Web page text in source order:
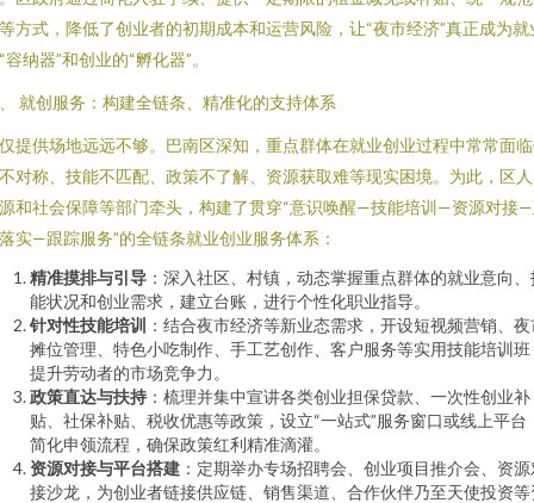
方式，降低了创业者的初期成本和运营风险，让“夜市经济”真正成为就
容纳器”和创业的“孵化器”。
就创服务：构建全链条、精准化的支持体系
提供场地远远不够。巴南区深知，重点群体在就业创业过程中常常面
对称、技能不匹配、政策不了解、资源获取难等现实困境。为此，区
和社会保障等部门牵头，构建了贯穿“意识唤醒—技能培训—资源对接
实—跟踪服务”的全链条就业创业服务体系：
精准摸排与引导 ：深入社区、村镇，动态掌握重点群体的就业意向、
能状况和创业需求，建立台账，进行个性化职业指导。
针对性技能培训 ：结合夜市经济等新业态需求，开设短视频营销、夜
摊位管理、特色小吃制作、手工艺创作、客户服务等实用技能培训班
提升劳动者的市场竞争力。
政策直达与扶持 ：梳理并集中宣讲各类创业担保贷款、一次性创业补
贴、社保补贴、税收优惠等政策，设立“一站式”服务窗口或线上平台
简化申领流程，确保政策红利精准滴灌。
资源对接与平台搭建 ：定期举办专场招聘会、创业项目推介会、资
接沙龙，为创业者链接供应链、销售渠道、合作伙伴乃至天使投资等